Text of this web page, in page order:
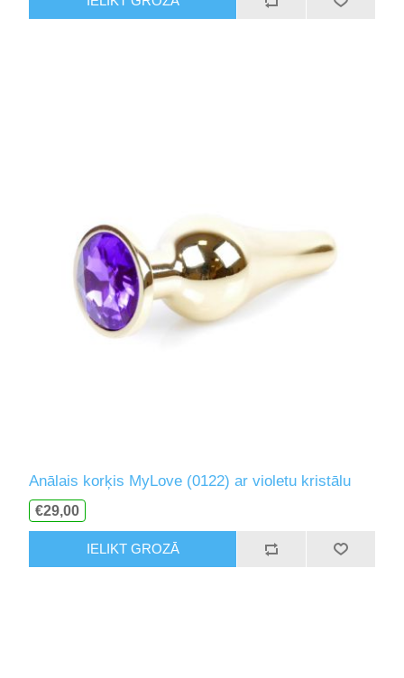
Anālais korķis MyLove (0122) ar violetu kristālu
€29,00
IELIKT GROZĀ